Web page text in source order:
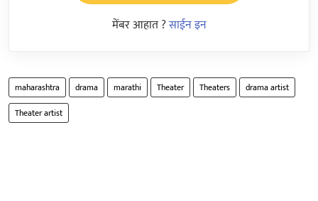
मेंबर आहात ?साईन इन
maharashtra drama marathi Theater Theaters
drama artist
Theater artist